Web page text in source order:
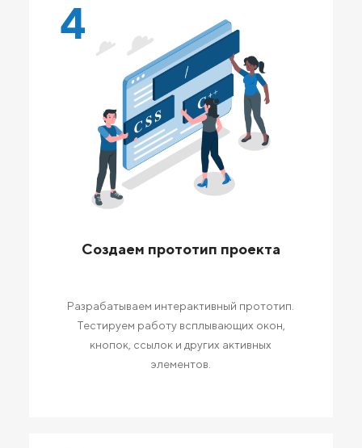
4
Создаем прототип проекта
Разрабатываем интерактивный прототип.
Тестируем работу всплывающих окон,
кнопок, ссылок и других активных
элементов.